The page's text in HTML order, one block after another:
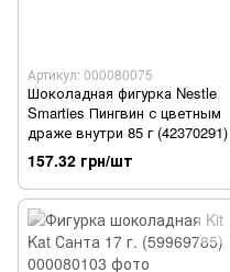
Артикул: 000080075
Шоколадная фигурка Nestle
Smarties Пингвин с цветным
драже внутри 85 г (42370291)
157.32 грн/шт